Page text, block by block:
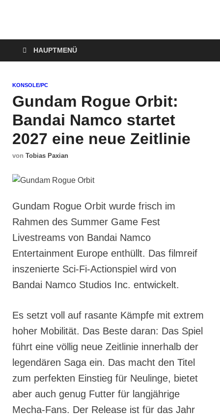
Technoloki: Gaming
und Entertainment
News
Blockbuster, Indie-Perlen und Retro-Klassiker.
HAUPTMENÜ
KONSOLE/PC
Gundam Rogue Orbit:
Bandai Namco startet
2027 eine neue Zeitlinie
von Tobias Paxian
Gundam Rogue Orbit wurde frisch im
Rahmen des Summer Game Fest
Livestreams von Bandai Namco
Entertainment Europe enthüllt. Das filmreif
inszenierte Sci-Fi-Actionspiel wird von
Bandai Namco Studios Inc. entwickelt.
Es setzt voll auf rasante Kämpfe mit extrem
hoher Mobilität. Das Beste daran: Das Spiel
führt eine völlig neue Zeitlinie innerhalb der
legendären Saga ein. Das macht den Titel
zum perfekten Einstieg für Neulinge, bietet
aber auch genug Futter für langjährige
Mecha-Fans. Der Release ist für das Jahr